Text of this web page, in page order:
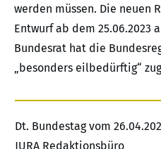
werden müssen. Die neuen
Entwurf ab dem 25.06.2023
Bundesrat hat die
„besonders eilbedürftig“
Dt. Bundestag vom
JURA Redaktionsbüro